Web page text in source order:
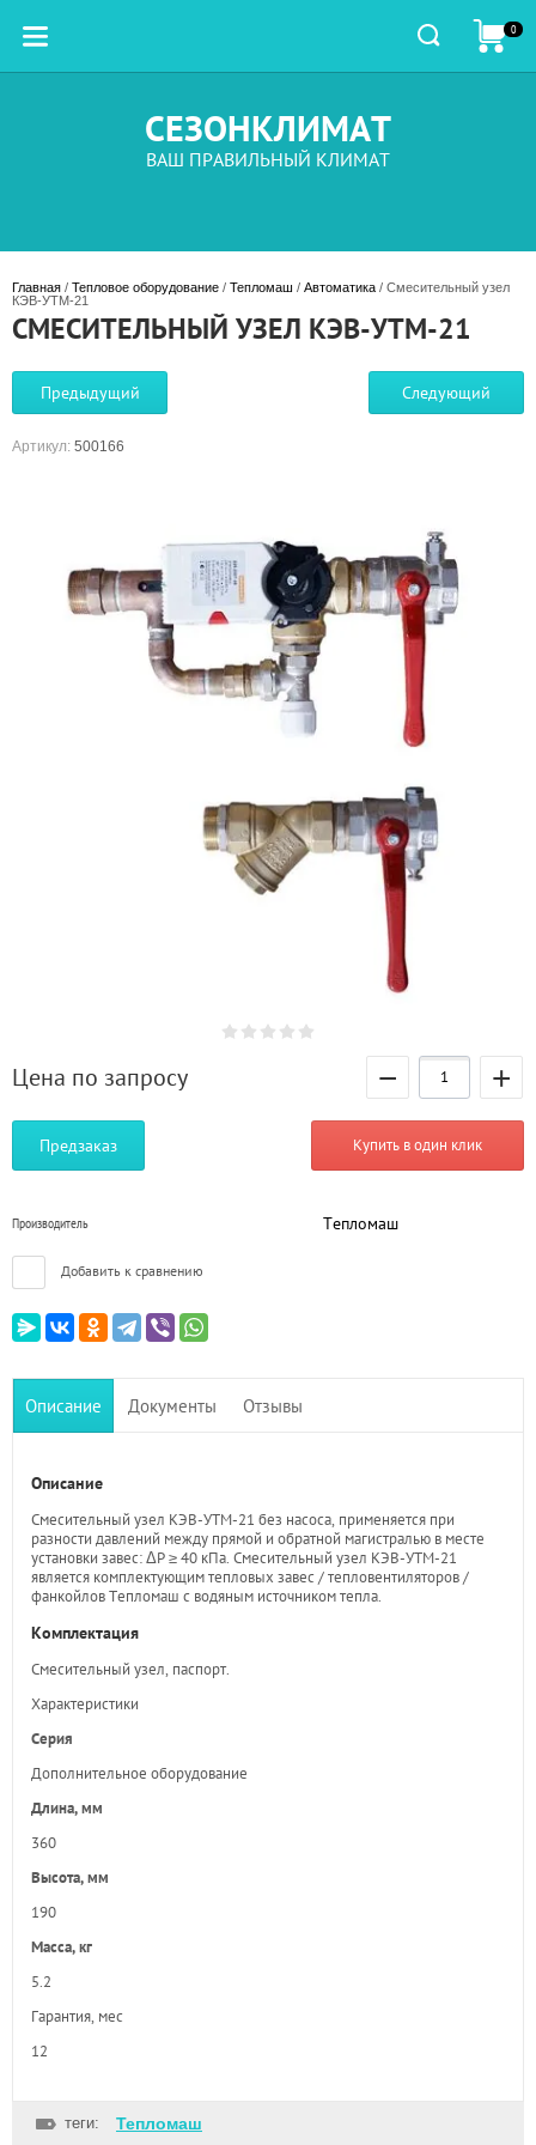
СЕЗОНКЛИМАТ
ВАШ ПРАВИЛЬНЫЙ КЛИМАТ
0
Главная / Тепловое оборудование / Тепломаш / Автоматика / Смесительный узел
КЭВ-УТМ-21
СМЕСИТЕЛЬНЫЙ УЗЕЛ КЭВ-УТМ-21
Предыдущий Следующий
Артикул: 500166
Цена по запросу − +
Предзаказ Купить в один клик
Производитель Тепломаш
Добавить к сравнению
Описание Документы Отзывы
Описание
Смесительный узел КЭВ-УТМ-21 без насоса, применяется при
разности давлений между прямой и обратной магистралью в месте
установки завес: ΔP ≥ 40 кПа. Смесительный узел КЭВ-УТМ-21
является комплектующим тепловых завес / тепловентиляторов /
фанкойлов Тепломаш с водяным источником тепла.
Комплектация
Смесительный узел, паспорт.
Характеристики
Серия
Дополнительное оборудование
Длина, мм
360
Высота, мм
190
Масса, кг
5.2
Гарантия, мес
12
теги: Тепломаш